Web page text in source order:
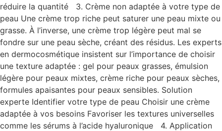
réduire la quantité 3. Crème non adaptée à votre type de
peau Une crème trop riche peut saturer une peau mixte ou
grasse. À l’inverse, une crème trop légère peut mal se
fondre sur une peau sèche, créant des résidus. Les experts
en dermocosmétique insistent sur l’importance de choisir
une texture adaptée : gel pour peaux grasses, émulsion
légère pour peaux mixtes, crème riche pour peaux sèches,
formules apaisantes pour peaux sensibles. Solution
experte Identifier votre type de peau Choisir une crème
adaptée à vos besoins Favoriser les textures universelles
comme les sérums à l’acide hyaluronique 4. Application